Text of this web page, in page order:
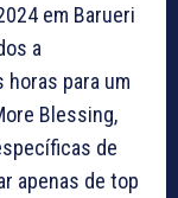
em Barueri
a
para um
Blessing,
de
apenas de top